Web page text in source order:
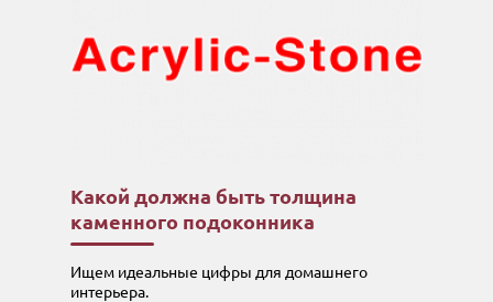
Какой должна быть толщина
каменного подоконника
Ищем идеальные цифры для домашнего
интерьера.